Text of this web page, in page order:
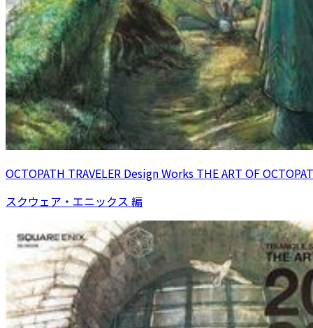
OCTOPATH TRAVELER Design Works THE ART OF
スクウェア・エニックス 編